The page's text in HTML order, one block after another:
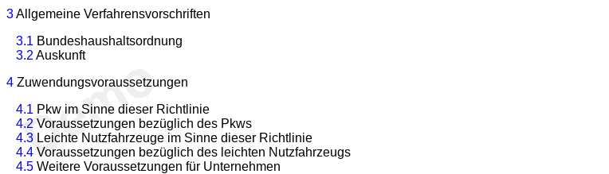
3Allgemeine Verfahrensvorschriften
3.1 Bundeshaushaltsordnung
3.2 Auskunft
4 Zuwendungsvoraussetzungen
4.1 Pkw im Sinne dieser Richtlinie
4.2 Voraussetzungen bezüglich des Pkws
4.3 Leichte Nutzfahrzeuge im Sinne dieser Richtlinie
4.4 Voraussetzungen bezüglich des leichten Nutzfahrzeugs
4.5 Weitere Voraussetzungen für Unternehmen